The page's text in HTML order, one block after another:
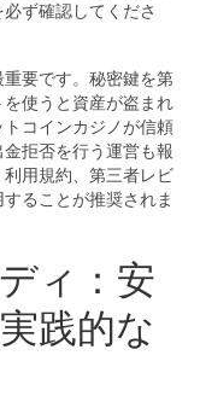
ず確認してくださ
要です。秘密鍵を第
使うと資産が盗まれ
コインカジノが信頼
拒否を行う運営も報
用規約、第三者レビ
ることが推奨されま
ィ：安
践的な